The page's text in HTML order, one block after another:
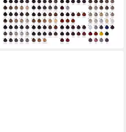
(89,50 €/ 1 l)
lieferbar - in 3-4 Werktagen bei dir